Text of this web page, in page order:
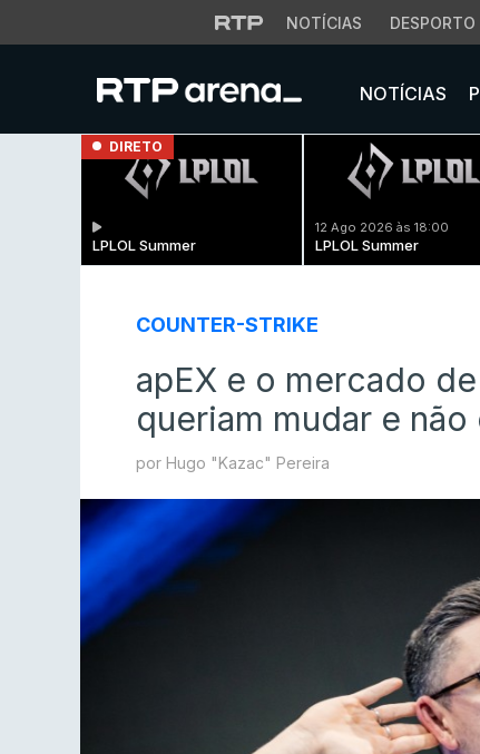
NOTÍCIAS DESPORTO
NOTÍCIAS
DIRETO
LPLOL Summer
12 Ago 2026 às 18:00
LPLOL Summer
COUNTER-STRIKE
apEX e o mercado
queriam mudar e não
por Hugo "Kazac" Pereira